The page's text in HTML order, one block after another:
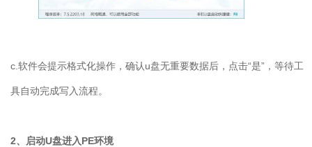
c.软件会提示格式化操作，确认u盘无重要数据后，点击“是”，等待工
具自动完成写入流程。
2、启动U盘进入PE环境